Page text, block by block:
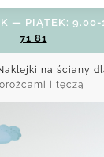
— PIĄTEK: 9.00-
71 81
na ściany
i tęczą